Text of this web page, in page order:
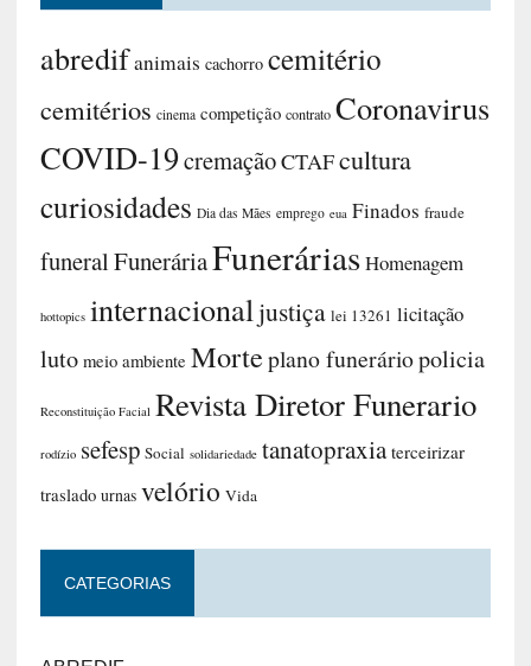
abredifanimais cachorro cemitério
cemitérios cinema competição contrato Coronavirus
COVID-19cremaçãoCTAFcultura
curiosidades Dia das Mães emprego eua Finados fraude
funeralFuneráriaFuneráriasHomenagem
hottopics internacionaljustiça lei 13261 licitação
luto meio ambiente Morteplano funeráriopolicia
Reconstituição Facial Revista Diretor Funerario
rodízio sefesp Social solidariedade tanatopraxia terceirizar
traslado urnas velório Vida
CATEGORIAS